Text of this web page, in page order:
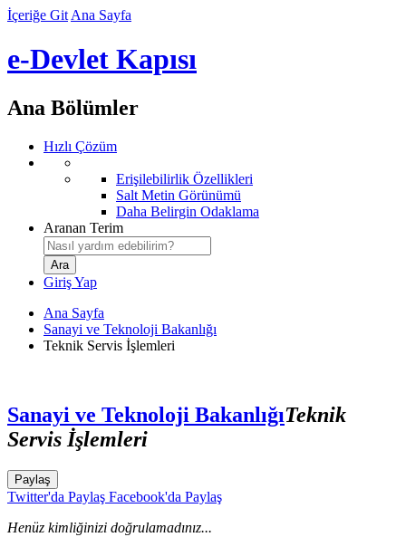
İçeriğe Git Ana Sayfa
e-Devlet Kapısı
Ana Bölümler
Hızlı Çözüm
Erişilebilirlik Özellikleri
Salt Metin Görünümü
Daha Belirgin Odaklama
Aranan Terim
Giriş Yap
Ana Sayfa
Sanayi ve Teknoloji Bakanlığı
Teknik Servis İşlemleri
Sanayi ve Teknoloji BakanlığıTeknik
Servis İşlemleri
Paylaş
Twitter'da Paylaş Facebook'da Paylaş
Henüz kimliğinizi doğrulamadınız...